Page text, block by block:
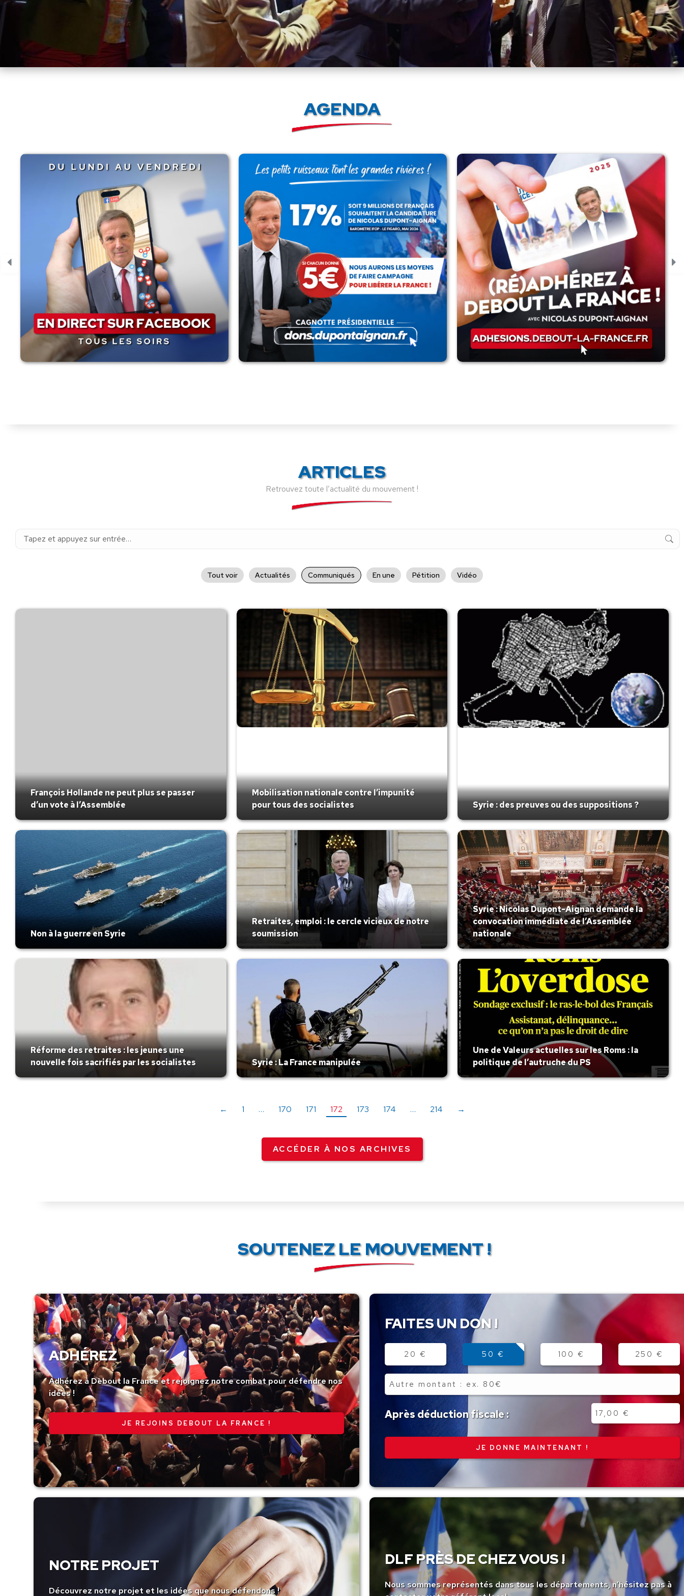
AGENDA
ARTICLES
Retrouvez toute l’actualité du mouvement !
Recherche
Tout voir Actualités Communiqués En une Pétition Vidéo
François Hollande ne peut plus se passer
d’un vote à l’Assemblée
Mobilisation nationale contre l’impunité
pour tous des socialistes
Syrie : des preuves ou des suppositions ?
Non à la guerre en Syrie
Retraites, emploi : le cercle vicieux de notre
soumission
Syrie : Nicolas Dupont-Aignan demande la
convocation immédiate de l’Assemblée
nationale
Réforme des retraites : les jeunes une
nouvelle fois sacrifiés par les socialistes
Syrie : La France manipulée
Une de Valeurs actuelles sur les Roms : la
politique de l’autruche du PS
← 1 … 170 171 172 173 174 … 214 →
ACCÉDER À NOS ARCHIVES
SOUTENEZ LE MOUVEMENT !
ADHÉREZ
Adhérez à Debout la France et rejoignez notre combat pour défendre nos
idées !
JE REJOINS DEBOUT LA FRANCE !
FAITES UN DON !
Montant
20 € 50 € 100 € 250 €
Autre
montant
Après déduction fiscale :
NOTRE PROJET
Découvrez notre projet et les idées que nous défendons !
DLF PRÈS DE CHEZ VOUS !
Nous sommes représentés dans tous les départements, n’hésitez pas à